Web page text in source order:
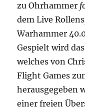
zu Ohrhammer
dem Live
Warhammer
Gespielt wird
welches von
Flight Games
herausgegeben
einer freien